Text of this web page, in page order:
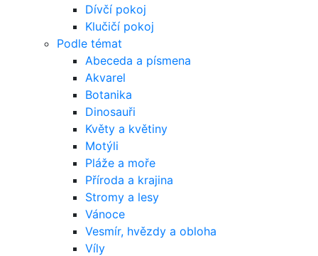
Dívčí pokoj
Klučičí pokoj
Podle témat
Abeceda a písmena
Akvarel
Botanika
Dinosauři
Květy a květiny
Motýli
Pláže a moře
Příroda a krajina
Stromy a lesy
Vánoce
Vesmír, hvězdy a obloha
Víly